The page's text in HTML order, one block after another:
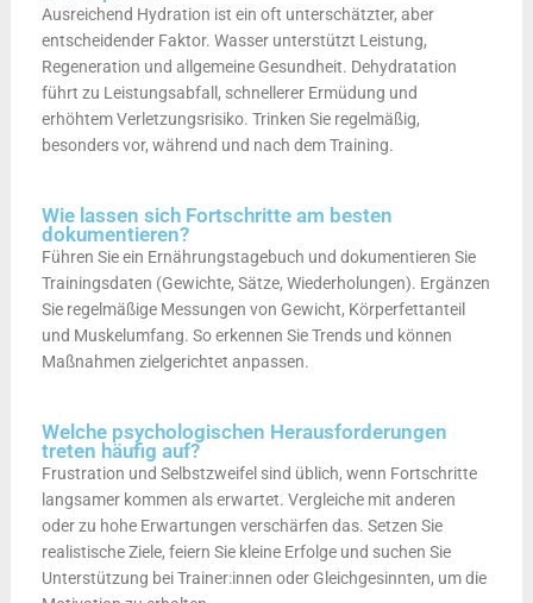
Ausreichend Hydration ist ein oft unterschätzter, aber
entscheidender Faktor. Wasser unterstützt Leistung,
Regeneration und allgemeine Gesundheit. Dehydratation
führt zu Leistungsabfall, schnellerer Ermüdung und
erhöhtem Verletzungsrisiko. Trinken Sie regelmäßig,
besonders vor, während und nach dem Training.
Wie lassen sich Fortschritte am besten
dokumentieren?
Führen Sie ein Ernährungstagebuch und dokumentieren Sie
Trainingsdaten (Gewichte, Sätze, Wiederholungen). Ergänzen
Sie regelmäßige Messungen von Gewicht, Körperfettanteil
und Muskelumfang. So erkennen Sie Trends und können
Maßnahmen zielgerichtet anpassen.
Welche psychologischen Herausforderungen
treten häufig auf?
Frustration und Selbstzweifel sind üblich, wenn Fortschritte
langsamer kommen als erwartet. Vergleiche mit anderen
oder zu hohe Erwartungen verschärfen das. Setzen Sie
realistische Ziele, feiern Sie kleine Erfolge und suchen Sie
Unterstützung bei Trainer:innen oder Gleichgesinnten, um die